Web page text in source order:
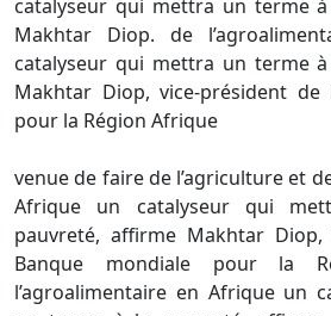
catalyseur qui mettra un terme
Makhtar Diop. de
catalyseur qui mettra un terme
Makhtar Diop, vice-président de
pour la Région Afrique
venue de faire de l’agriculture et
Afrique un catalyseur qui
pauvreté, affirme Makhtar
Banque mondiale pour la
l’agroalimentaire en Afrique un